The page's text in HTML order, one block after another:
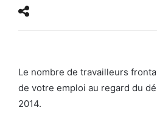
Le nombre de travailleurs
de votre emploi au regard du
2014.